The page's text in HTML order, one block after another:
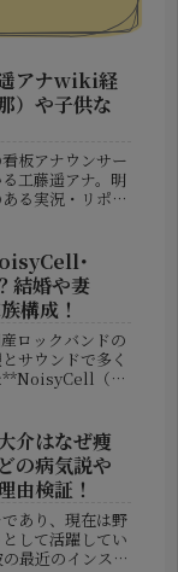
遥アナwiki経
）や子供な
板アナウンサー
工藤遥アナ。明
る実況・リポー
な素顔（夫・子
さらには趣味
･
結婚や妻
構成！
ロックバンドの
サウンドで多く
**NoisyCell（ノ
みの声と共に、
介はなぜ痩
の病気説や
由検証！
あり、現在は野
して活躍してい
最近のインスタ